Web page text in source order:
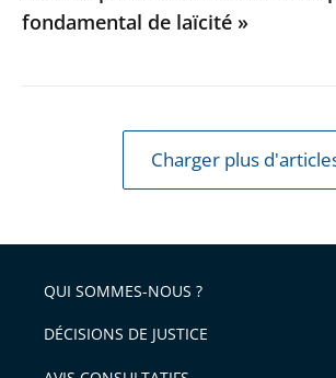
fondamental de laïcité »
Charger plus
QUI SOMMES-NOUS ?
DÉCISIONS DE JUSTICE